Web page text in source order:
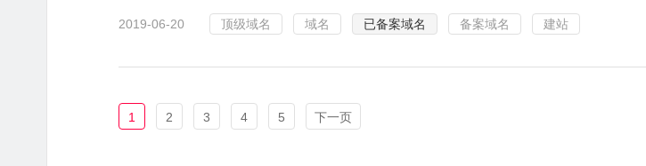
2019-06-20 顶级域名 域名 已备案域名 备案域名 建站
1 2 3 4 5 下一页